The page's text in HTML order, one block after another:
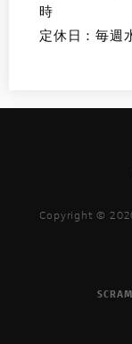
時
定休日：毎週
Copyright ©